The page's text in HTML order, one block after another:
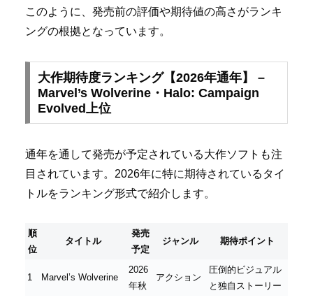
このように、発売前の評価や期待値の高さがランキ
ングの根拠となっています。
大作期待度ランキング【2026年通年】 –
Marvel’s Wolverine・Halo: Campaign
Evolved上位
通年を通して発売が予定されている大作ソフトも注
目されています。2026年に特に期待されているタイ
トルをランキング形式で紹介します。
順
位
タイトル
発売
予定
ジャンル 期待ポイント
1 Marvel’s Wolverine
2026
年秋
アクション
圧倒的ビジュアル
と独自ストーリー